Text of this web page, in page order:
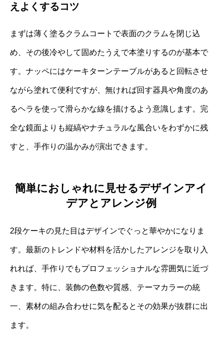
えよくするコツ
まずは薄く塗るクラムコートで表面のクラムを閉じ込
め、その後冷やして固めたうえで本塗りするのが基本で
す。ナッペにはケーキターンテーブルがあると回転させ
ながら塗れて便利ですが、無ければ回す器具や角度のあ
るヘラを使って滑らかな線を描けるよう意識します。完
全な鏡面よりも縦縞やナチュラルな風合いをわずかに残
すと、手作りの温かみが演出できます。
簡単におしゃれに見せるデザインアイ
デアとアレンジ例
2段ケーキの見た目はデザインでぐっと華やかになりま
す。最新のトレンドや材料を活かしたアレンジを取り入
れれば、手作りでもプロフェッショナルな雰囲気に近づ
きます。特に、装飾の色数や質感、テーマカラーの統
一、素材の組み合わせに気を配るとその効果が抜群に出
ます。